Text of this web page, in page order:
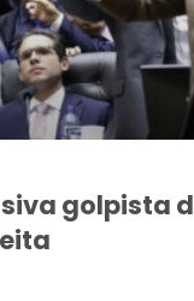
golpista